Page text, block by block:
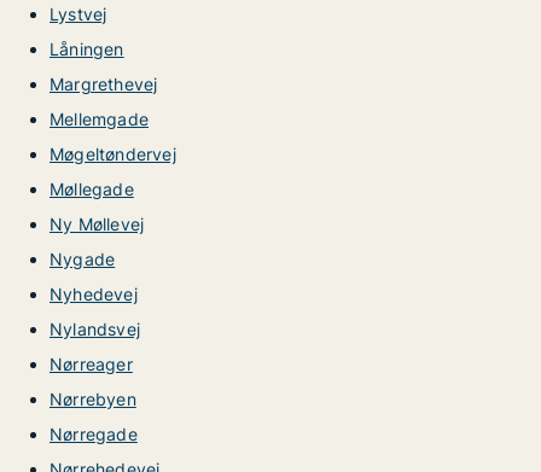
Lystvej
Låningen
Margrethevej
Mellemgade
Møgeltøndervej
Møllegade
Ny Møllevej
Nygade
Nyhedevej
Nylandsvej
Nørreager
Nørrebyen
Nørregade